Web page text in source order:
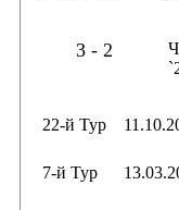
3 - 2
22-й Тур
7-й Тур